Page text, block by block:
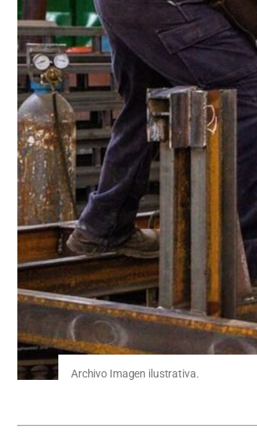
Archivo Imagen ilustrativa.